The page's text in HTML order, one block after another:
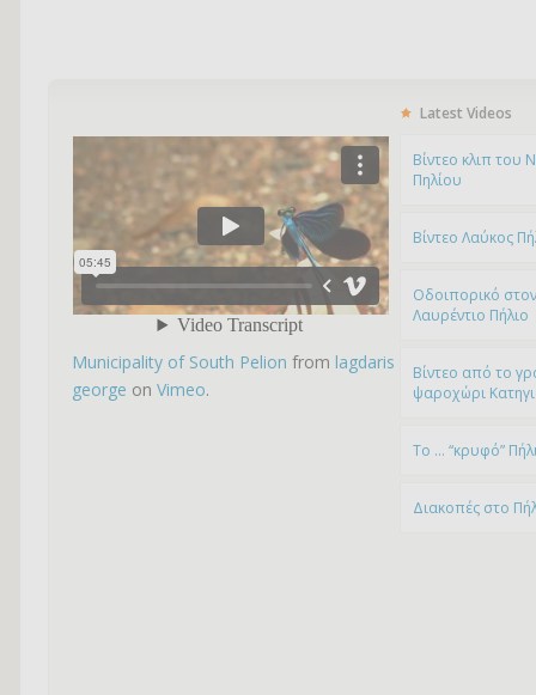
Municipality of South Pelion from lagdaris
george on Vimeo.
Latest Videos
Bίντεο κλιπ του
Πηλίου
Βίντεο Λαύκος
Οδοιπορικό
Λαυρέντιο Πήλιο
Βίντεο από το
ψαροχώρι
To … “κρυφό”
Διακοπές στο